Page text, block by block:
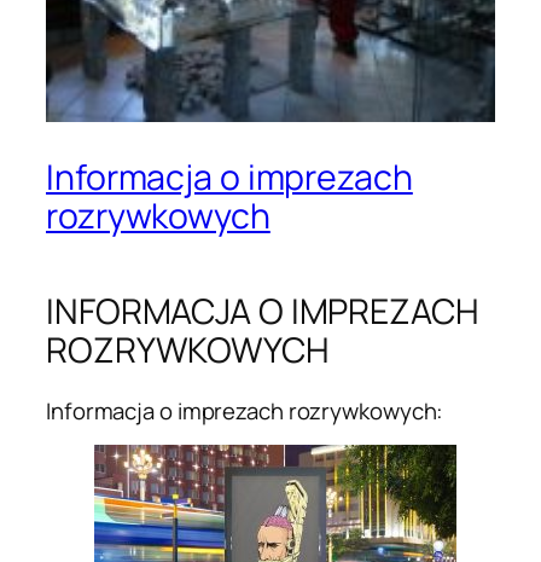
Informacja o imprezach
rozrywkowych
INFORMACJA O IMPREZACH
ROZRYWKOWYCH
Informacja o imprezach rozrywkowych: